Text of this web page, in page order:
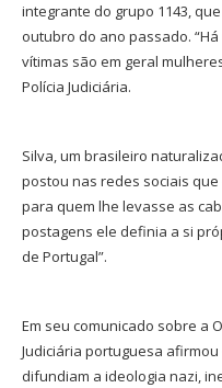
integrante do grupo 1143,
outubro do ano passado.
vítimas são em geral
Polícia Judiciária.
Silva, um brasileiro
postou nas redes sociais
para quem lhe levasse as
postagens ele definia a si
de Portugal”.
Em seu comunicado sobre a
Judiciária portuguesa
difundiam a ideologia nazi,